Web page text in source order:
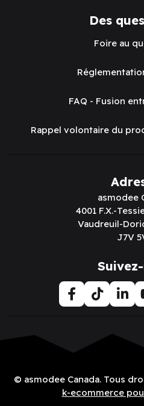
Des
Foire au
FAQ - Fusion
Rappel volontaire du
asmodee
4001 F.X.-
Vaudreuil-
J7V
© asmodee Canada. Tous
k-ecommerce